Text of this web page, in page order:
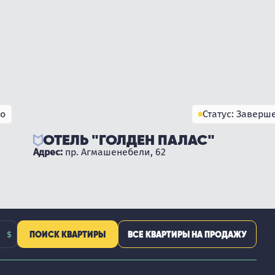
Статус:
ОТЕЛЬ "ГОЛДЕН ПАЛАС"
Адрес: пр. Агмашенебели, 62
ПОИСК КВАРТИРЫ ВСЕ КВАРТИРЫ НА ПРОДАЖУ